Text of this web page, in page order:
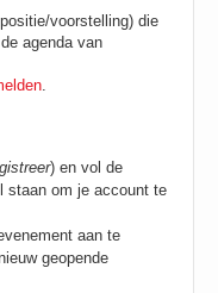
voorstelling) die
agenda van
.
) en vol de
staan om je account te
aan te
geopende